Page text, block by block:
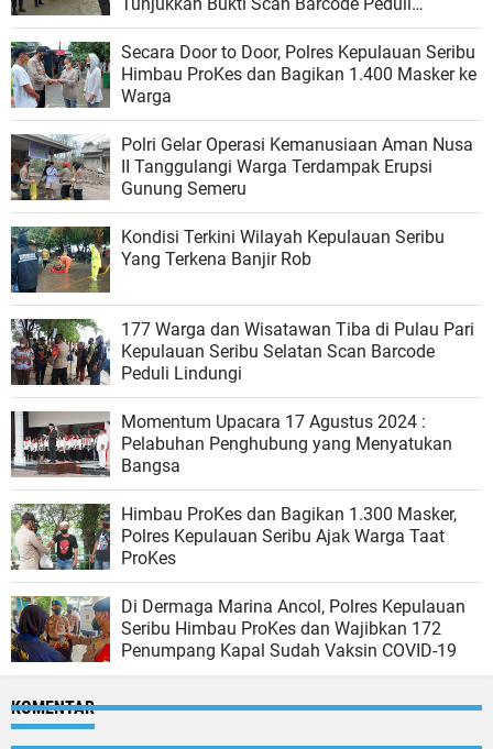
Tunjukkan Bukti Scan Barcode Peduli
Lindungi
Secara Door to Door, Polres Kepulauan Seribu
Himbau ProKes dan Bagikan 1.400 Masker ke
Warga
Polri Gelar Operasi Kemanusiaan Aman Nusa
II Tanggulangi Warga Terdampak Erupsi
Gunung Semeru
Kondisi Terkini Wilayah Kepulauan Seribu
Yang Terkena Banjir Rob
177 Warga dan Wisatawan Tiba di Pulau Pari
Kepulauan Seribu Selatan Scan Barcode
Peduli Lindungi
Momentum Upacara 17 Agustus 2024 :
Pelabuhan Penghubung yang Menyatukan
Bangsa
Himbau ProKes dan Bagikan 1.300 Masker,
Polres Kepulauan Seribu Ajak Warga Taat
ProKes
Di Dermaga Marina Ancol, Polres Kepulauan
Seribu Himbau ProKes dan Wajibkan 172
Penumpang Kapal Sudah Vaksin COVID-19
KOMENTAR